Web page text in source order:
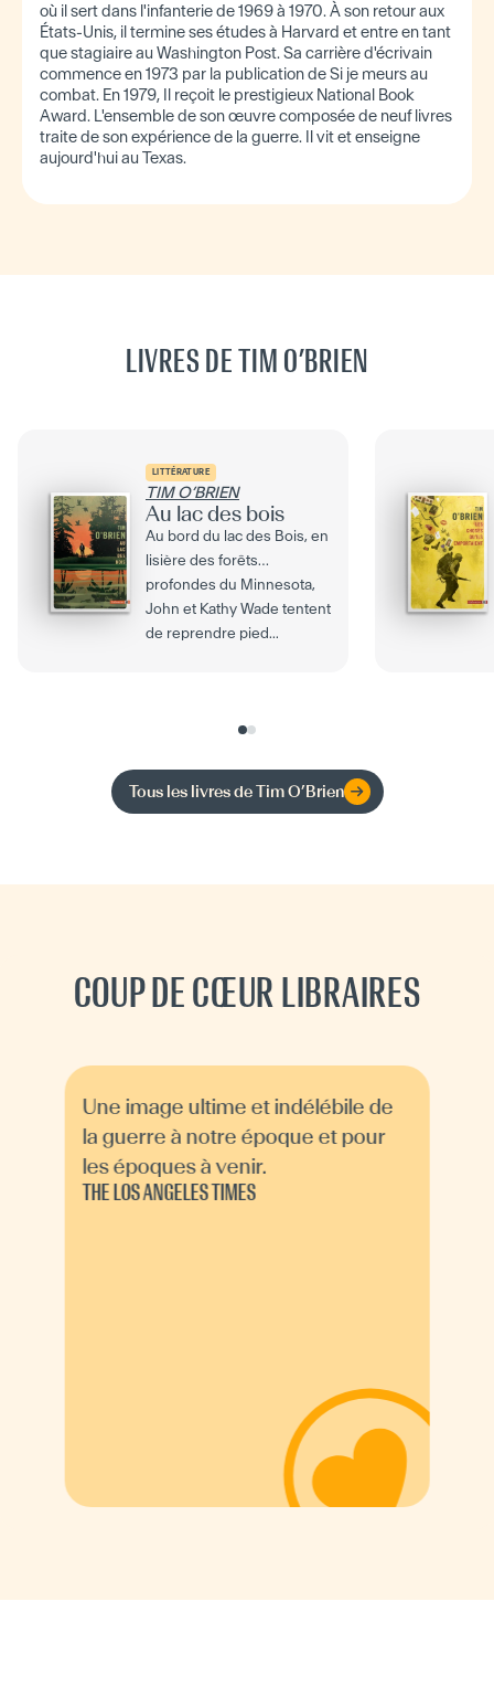
où il sert dans l'infanterie de 1969 à 1970. À son retour aux
États-Unis, il termine ses études à Harvard et entre en tant
que stagiaire au Washington Post. Sa carrière d'écrivain
commence en 1973 par la publication de Si je meurs au
combat. En 1979, Il reçoit le prestigieux National Book
Award. L'ensemble de son œuvre composée de neuf livres
traite de son expérience de la guerre. Il vit et enseigne
aujourd'hui au Texas.
LIVRES DE TIM O’BRIEN
LITTÉRATURE
TIM O’BRIEN
Au lac des bois
Au bord du lac des Bois, en
lisière des forêts
profondes du Minnesota,
John et Kathy Wade tentent
de reprendre pied...
Tous les livres deTim O’Brien
COUP DE CŒUR LIBRAIRES
Une image ultime et indélébile de
la guerre à notre époque et pour
les époques à venir.
THE LOS ANGELES TIMES